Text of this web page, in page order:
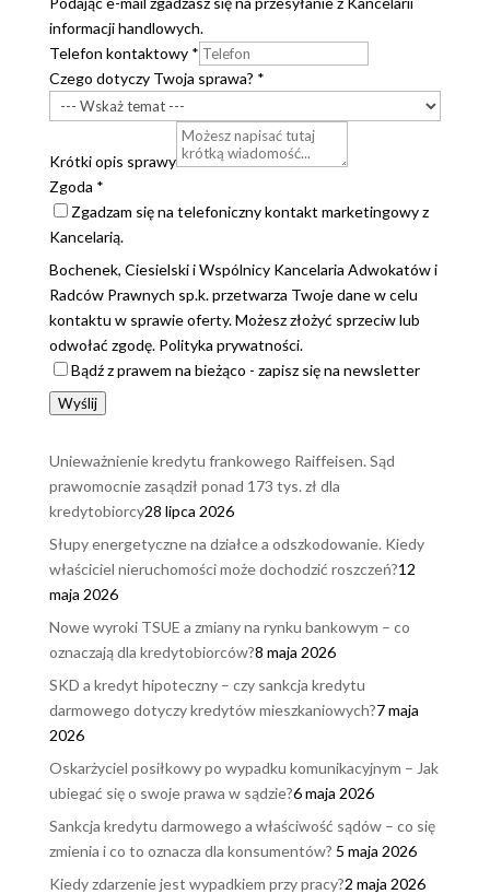
informacji handlowych.
Telefon kontaktowy *
Czego dotyczy Twoja sprawa? *
Krótki opis sprawy
Zgoda *
Zgadzam się na telefoniczny kontakt marketingowy z
Kancelarią.
Bochenek, Ciesielski i Wspólnicy Kancelaria Adwokatów i
Radców Prawnych sp.k. przetwarza Twoje dane w celu
kontaktu w sprawie oferty. Możesz złożyć sprzeciw lub
odwołać zgodę. Polityka prywatności.
Bądź z prawem na bieżąco - zapisz się na newsletter
Wyślij
Unieważnienie kredytu frankowego Raiffeisen. Sąd
prawomocnie zasądził ponad 173 tys. zł dla
kredytobiorcy28 lipca 2026
Słupy energetyczne na działce a odszkodowanie. Kiedy
właściciel nieruchomości może dochodzić roszczeń?12
maja 2026
Nowe wyroki TSUE a zmiany na rynku bankowym – co
oznaczają dla kredytobiorców?8 maja 2026
SKD a kredyt hipoteczny – czy sankcja kredytu
darmowego dotyczy kredytów mieszkaniowych?7 maja
2026
Oskarżyciel posiłkowy po wypadku komunikacyjnym – Jak
ubiegać się o swoje prawa w sądzie?6 maja 2026
Sankcja kredytu darmowego a właściwość sądów – co się
zmienia i co to oznacza dla konsumentów? 5 maja 2026
Kiedy zdarzenie jest wypadkiem przy pracy?2 maja 2026